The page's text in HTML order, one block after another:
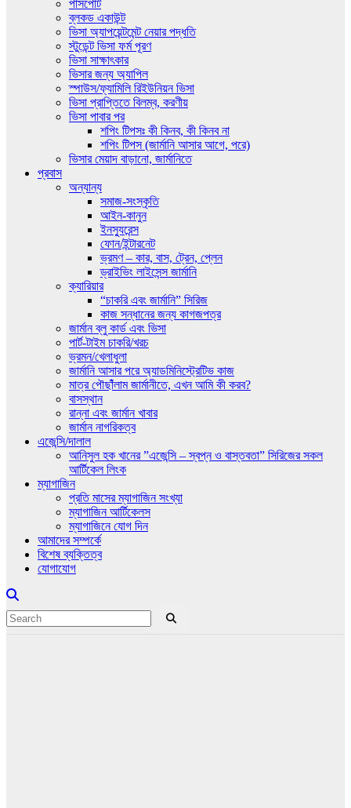
পাসপোর্ট
ব্লকড একাউন্ট
ভিসা অ্যাপয়েন্টমেন্ট নেয়ার পদ্ধতি
স্টুডেন্ট ভিসা ফর্ম পূরণ
ভিসা সাক্ষাৎকার
ভিসার জন্য অ্যাপিল
স্পাউস/ফ্যামিলি রিইউনিয়ন ভিসা
ভিসা প্রাপ্তিতে বিলম্ব, করণীয়
ভিসা পাবার পর
শপিং টিপসঃ কী কিনব, কী কিনব না
শপিং টিপস (জার্মানি আসার আগে, পরে)
ভিসার মেয়াদ বাড়ানো, জার্মানিতে
প্রবাস
অন্যান্য
সমাজ-সংস্কৃতি
আইন-কানুন
ইনস্যুরেন্স
ফোন/ইন্টারনেট
ভ্রমণ – কার, বাস, ট্রেন, প্লেন
ড্রাইভিং লাইসেন্স জার্মানি
ক্যারিয়ার
“চাকরি এবং জার্মানি” সিরিজ
কাজ সন্ধানের জন্য কাগজপত্র
জার্মান ব্লু কার্ড এবং ভিসা
পার্ট-টাইম চাকরি/খরচ
ভ্রমন/খেলাধুলা
জার্মানি আসার পরে অ্যাডমিনিস্ট্রেটিভ কাজ
মাত্র পৌছাঁঁলাম জার্মানীতে, এখন আমি কী করব?
বাসস্থান
রান্না এবং জার্মান খাবার
জার্মান নাগরিকত্ব
এজেন্সি/দালাল
আনিসুল হক খানের ”এজেন্সি – স্বপ্ন ও বাস্তবতা” সিরিজের সকল
আর্টিকেল লিংক
ম্যাগাজিন
প্রতি মাসের ম্যাগাজিন সংখ্যা
ম্যাগাজিন আর্টিকেলস
ম্যাগাজিনে যোগ দিন
আমাদের সম্পর্কে
বিশেষ ব্যক্তিত্ব
যোগাযোগ